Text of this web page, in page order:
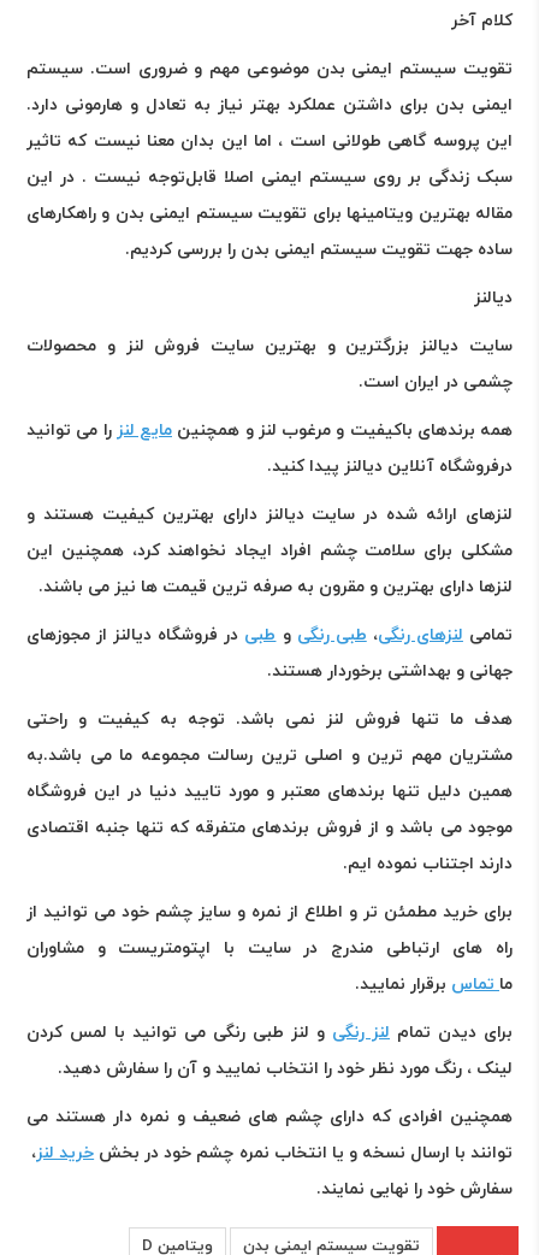
کلام آخر
تقویت سیستم ایمنی بدن موضوعی مهم و ضروری است. سیستم
ایمنی بدن برای داشتن عملکرد بهتر نیاز به تعادل و هارمونی دارد.
این پروسه گاهی طولانی است ، اما این بدان معنا نیست که تاثیر
سبک زندگی بر روی سیستم ایمنی اصلا قابل‌توجه نیست . در این
مقاله بهترین ویتامینها برای تقویت سیستم ایمنی بدن و راهکارهای
ساده جهت تقویت سیستم ایمنی بدن را بررسی کردیم.
دیالنز
سایت دیالنز بزرگترین و بهترین سایت فروش لنز و محصولات
چشمی در ایران است.
همه برندهای باکیفیت و مرغوب لنز و همچنین مایع لنز را می توانید
درفروشگاه آنلاین دیالنز پیدا کنید.
لنزهای ارائه شده در سایت دیالنز دارای بهترین کیفیت هستند و
مشکلی برای سلامت چشم افراد ایجاد نخواهند کرد، همچنین این
لنزها دارای بهترین و مقرون به صرفه ترین قیمت ها نیز می باشند.
تمامیلنزهای رنگی،طبی رنگی وطبی در فروشگاه دیالنز از مجوزهای
جهانی و بهداشتی برخوردار هستند.
هدف ما تنها فروش لنز نمی باشد. توجه به کیفیت و راحتی
مشتریان مهم ترین و اصلی ترین رسالت مجموعه ما می باشد.به
همین دلیل تنها برندهای معتبر و مورد تایید دنیا در این فروشگاه
موجود می باشد و از فروش برندهای متفرقه که تنها جنبه اقتصادی
دارند اجتناب نموده ایم.
برای خرید مطمئن تر و اطلاع از نمره و سایز چشم خود می توانید از
راه های ارتباطی مندرج در سایت با اپتومتریست و مشاوران
ماتماس برقرار نمایید.
برای دیدن تمام لنز رنگی و لنز طبی رنگی می توانید با لمس کردن
لینک ، رنگ مورد نظر خود را انتخاب نمایید و آن را سفارش دهید.
همچنین افرادی که دارای چشم های ضعیف و نمره دار هستند می
توانند با ارسال نسخه و یا انتخاب نمره چشم خود در بخشخرید لنز،
سفارش خود را نهایی نمایند.
تقویت سیستم ایمنی بدن
ویتامین D